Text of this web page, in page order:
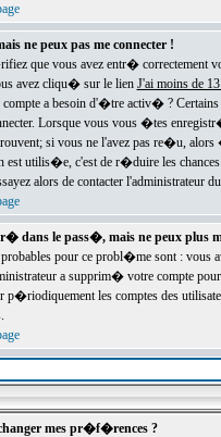
ne peux pas me connecter !
que vous avez entr� correctement
avez cliqu� sur le lien J'ai moins de
a besoin d'�tre activ� ?
Lorsque vous vous �tes
si vous ne l'avez pas re�u,
est utilis�e, c'est de r�duire les
alors de contacter l'administrateur
dans le pass�, mais ne peux plus
probables pour ce probl�me sont :
a supprim� votre compte
p�riodiquement les comptes des
mes pr�f�rences ?